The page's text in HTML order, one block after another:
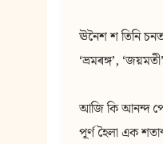
ঊনৈশ শ তিনি চনত
‘ভ্ৰমৰঙ্গʼ,
আজি কি আনন্দ
পূৰ্ণ হৈলা এক